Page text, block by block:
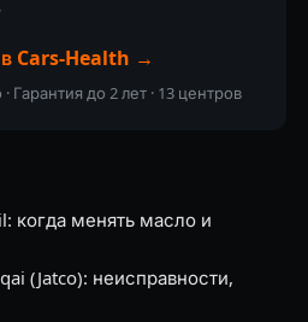
Cars-Health →
Гарантия до 2 лет · 13 центров
когда менять масло и
(Jatco): неисправности,